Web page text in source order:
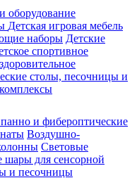
оборудование
Детская игровая мебель
наборы Детские
спортивное
столы, песочницы и
и фибероптические
Воздушно-
Световые
шары для сенсорной
и песочницы